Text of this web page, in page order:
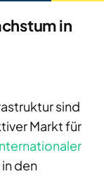
in
sind
Markt für
in den